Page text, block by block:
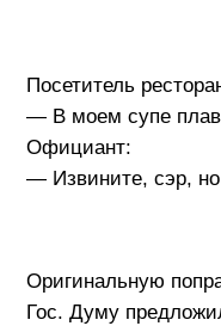
Посетитель
— В моем супе
Официант:
— Извините, сэр,
Оригинальную
Гос. Думу